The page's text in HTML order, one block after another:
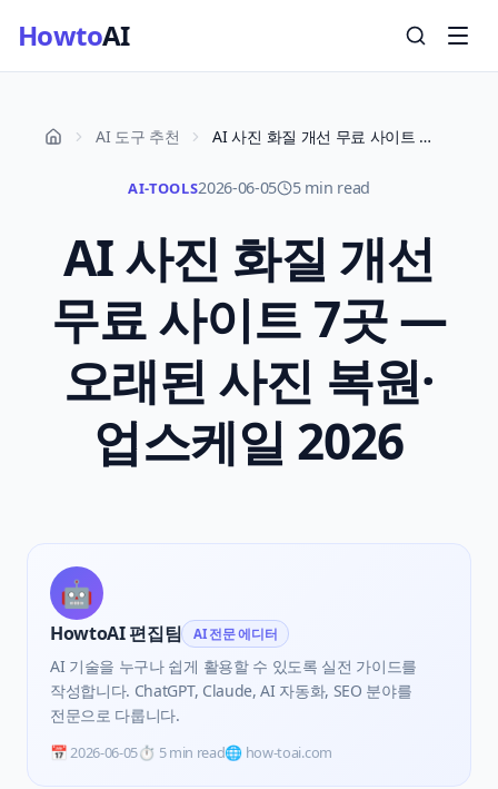
HowtoAI
AI 도구 추천 AI 사진 화질 개선 무료 사이트 7곳 — 오래된 사진 복원·업스케일 2026
AI-TOOLS2026-06-05 5 min read
AI 사진 화질 개선
무료 사이트 7곳 —
오래된 사진 복원·
업스케일 2026
🤖
HowtoAI 편집팀 AI 전문 에디터
AI 기술을 누구나 쉽게 활용할 수 있도록 실전 가이드를
작성합니다. ChatGPT, Claude, AI 자동화, SEO 분야를
전문으로 다룹니다.
📅2026-06-05⏱️ 5 min read🌐 how-toai.com